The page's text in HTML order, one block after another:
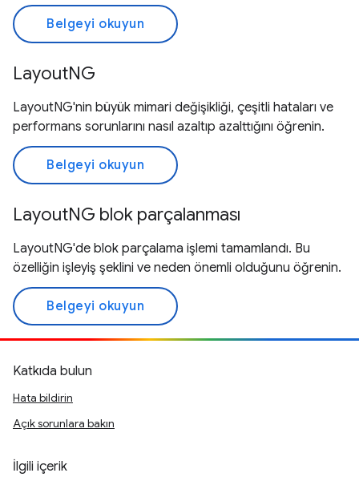
Belgeyi okuyun
LayoutNG
LayoutNG'nin büyük mimari değişikliği, çeşitli hataları ve
performans sorunlarını nasıl azaltıp azalttığını öğrenin.
Belgeyi okuyun
LayoutNG blok parçalanması
LayoutNG'de blok parçalama işlemi tamamlandı. Bu
özelliğin işleyiş şeklini ve neden önemli olduğunu öğrenin.
Belgeyi okuyun
Katkıda bulun
Hata bildirin
Açık sorunlara bakın
İlgili içerik